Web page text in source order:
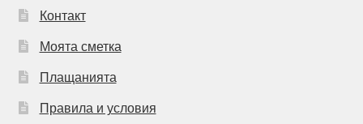
Контакт
Моята сметка
Плащанията
Правила и условия